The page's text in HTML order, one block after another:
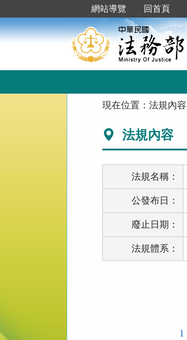
到
主
要
網站導覽 回首頁
現在位置：法規內容
法規內容
法規名稱：
公發布日：
廢止日期：
法規體系：
1